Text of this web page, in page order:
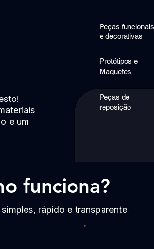
e um
Peças funcionais
e decorativas
Protótipos e
Maquetes
Peças de
reposição
funciona?
rápido e transparente.